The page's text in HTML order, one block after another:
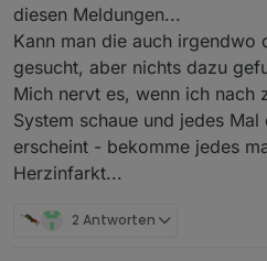
diesen Meldungen...
Kann man die auch irgendwo
gesucht, aber nichts dazu
Mich nervt es, wenn ich nach
System schaue und jedes
erscheint - bekomme jedes
Herzinfarkt...
2 Antworten